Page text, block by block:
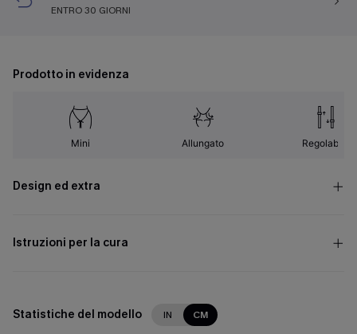
ENTRO 30 GIORNI
Prodotto in evidenza
Mini Allungato Regolabile
Design ed extra
Istruzioni per la cura
Statistiche del modello IN CM